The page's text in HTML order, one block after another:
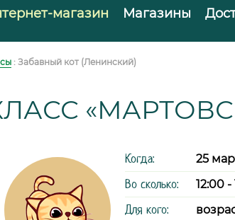
магазин Магазины
: Забавный кот (Ленинский)
Когда: 25
Во сколько: 12:00 -
Для кого: